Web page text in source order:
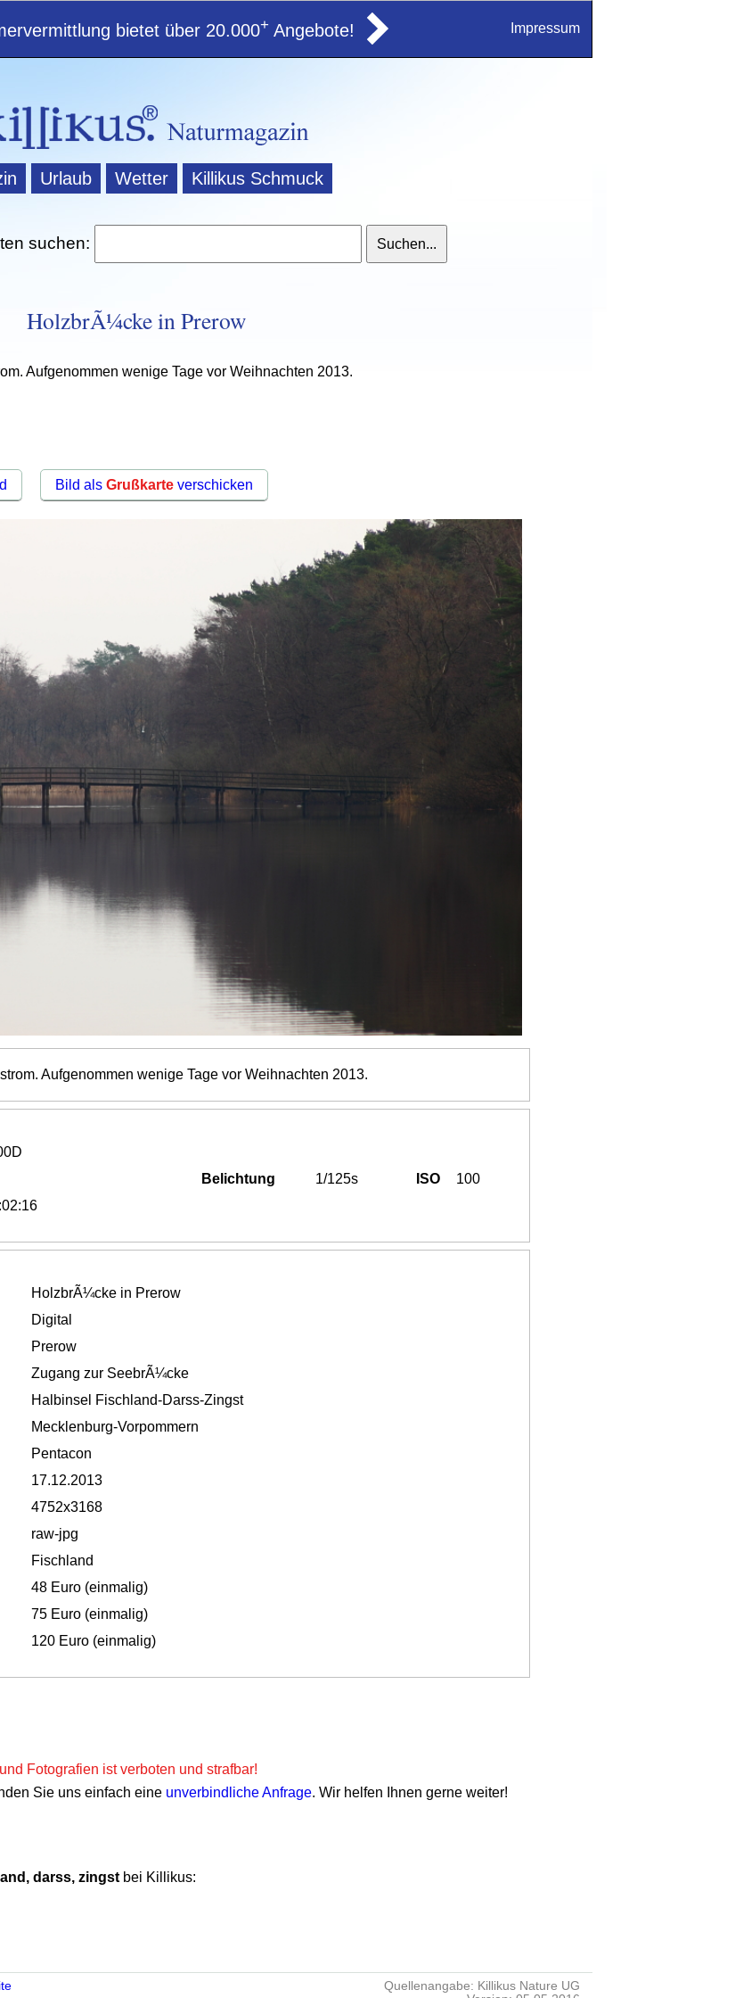
bietet über 20.000+ Angebote! Impressum
Urlaub Wetter Killikus Schmuck
suchen:
HolzbrÃ¼cke in Prerow
Aufgenommen wenige Tage vor Weihnachten 2013.
Bild als Grußkarteverschicken
Aufgenommen wenige Tage vor Weihnachten 2013.
Belichtung 1/125s ISO
100
HolzbrÃ¼cke in Prerow
Digital
Prerow
Zugang zur SeebrÃ¼cke
Halbinsel Fischland-Darss-Zingst
Mecklenburg-Vorpommern
Pentacon
17.12.2013
4752x3168
raw-jpg
Fischland
48 Euro (einmalig)
75 Euro (einmalig)
120 Euro (einmalig)
Fotografien ist verboten und strafbar!
Sie uns einfach eine unverbindliche Anfrage. Wir helfen Ihnen gerne weiter!
darss, zingstbei Killikus:
Quellenangabe: Killikus Nature UG